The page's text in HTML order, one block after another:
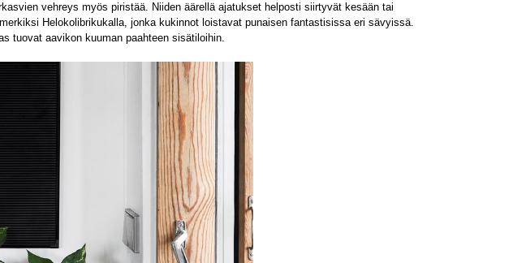
vehreys myös piristää. Niiden äärellä ajatukset helposti siirtyvät kesään tai
Helokolibrikukalla, jonka kukinnot loistavat punaisen fantastisissa eri sävyissä.
tuovat aavikon kuuman paahteen sisätiloihin.